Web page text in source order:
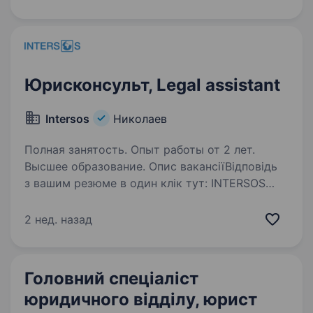
Юрисконсульт, Legal assistant
Intersos Николаев
Полная занятость. Опыт работы от 2 лет.
Высшее образование. Опис вакансіїВідповідь
з вашим резюме в один клік тут: INTERSOS
надавати життєво важливу гуманітарну
2 нед. назад
Головний спеціаліст
юридичного відділу, юрист